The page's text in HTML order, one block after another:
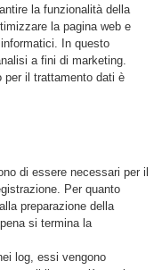
la funzionalità della
la pagina web e
In questo
a fini di marketing.
per il trattamento dati è
di essere necessari per il
Per quanto
preparazione della
si termina la
log, essi vengono